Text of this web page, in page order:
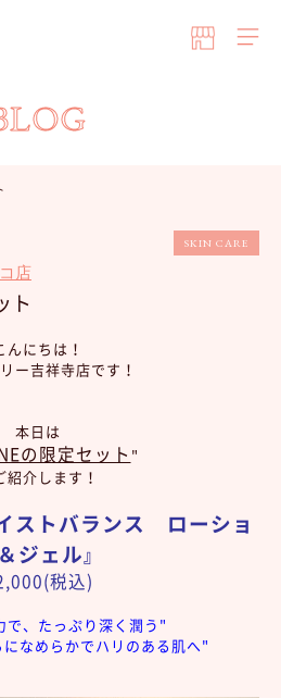
店
SKIN CARE
ト
んにちは！
ー吉祥寺店です！
本日は
の限定セット "
紹介します！
ストバランス ローショ
ジェル』
税込)
で、たっぷり深く潤う"
なめらかでハリのある肌へ"